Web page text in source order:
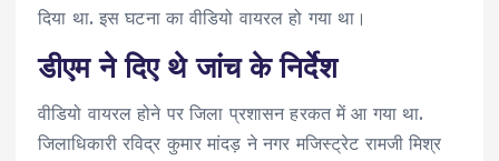
दिया था. इस घटना का वीडियो वायरल हो गया था।
डीएम ने दिए थे जांच के निर्देश
वीडियो वायरल होने पर जिला प्रशासन हरकत में आ गया था.
जिलाधिकारी रविद्र कुमार मांदड़ ने नगर मजिस्ट्रेट रामजी मिश्र